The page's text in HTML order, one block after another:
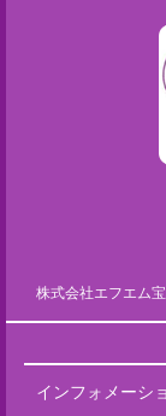
株式会社エフエム
インフォメーシ